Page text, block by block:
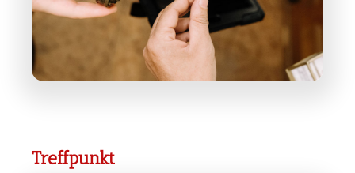
Treffpunkt